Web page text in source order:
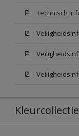
Kleurcollectie